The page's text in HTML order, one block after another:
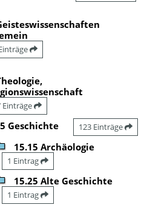
Einträge
Geschichte 123 Einträge
15.15 Archäologie
1 Eintrag
15.25 Alte Geschichte
1 Eintrag